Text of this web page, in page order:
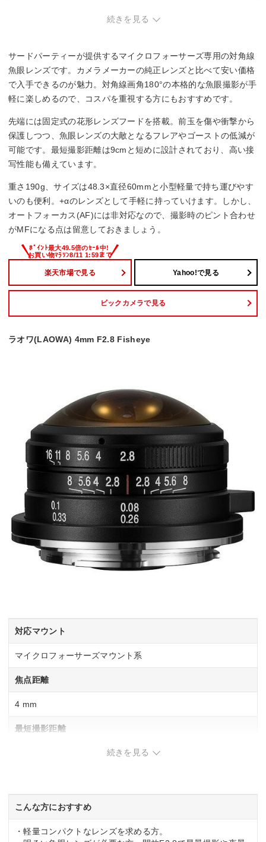
続きを見る
サードパーティーが提供するマイクロフォーサーズ専用の対角線
魚眼レンズです。カメラメーカーの純正レンズと比べて安い価格
で入手できるのが魅力。対角線画角180°の本格的な魚眼撮影が手
軽に楽しめるので、コスパを重視する方にもおすすめです。
先端には固定式の花形レンズフードを搭載。前玉を傷や衝撃から
保護しつつ、魚眼レンズの大敵となるフレアやゴーストの低減が
可能です。最短撮影距離は9cmと短めに設計されており、高い接
写性能も備えています。
重さ190g、サイズは48.3×直径60mmと小型軽量で持ち運びやす
いのも便利。+αのレンズとして手軽に持っていけます。しかし、
オートフォーカス(AF)には非対応なので、撮影時のピント合わせ
がMFになる点は留意しておきましょう。
楽天市場で見る Yahoo!で見る
ビックカメラで見る
ラオワ(LAOWA) 4mm F2.8 Fisheye
対応マウント
マイクロフォーサーズマウント系
焦点距離
4 mm
最短撮影距離
0.11倍
続きを見る
こんな方におすすめ
・軽量コンパクトなレンズを求める方。